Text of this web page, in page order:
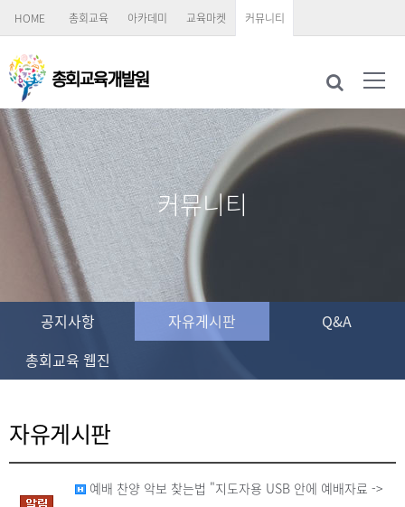
HOME 총회교육 아카데미 교육마켓 커뮤니티
커뮤니티
공지사항 자유게시판
Q&A
총회교육 웹진
자유게시판
예배 찬양 악보 찾는법 "지도자용 USB 안에 예배자료 ->